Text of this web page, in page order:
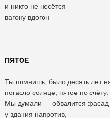
и никто не несётся
вагону вдогон
ПЯТОЕ
Ты помнишь, было десять лет
погасло солнце, пятое по счёту.
Мы думали — обвалится фасад
у здания напротив,